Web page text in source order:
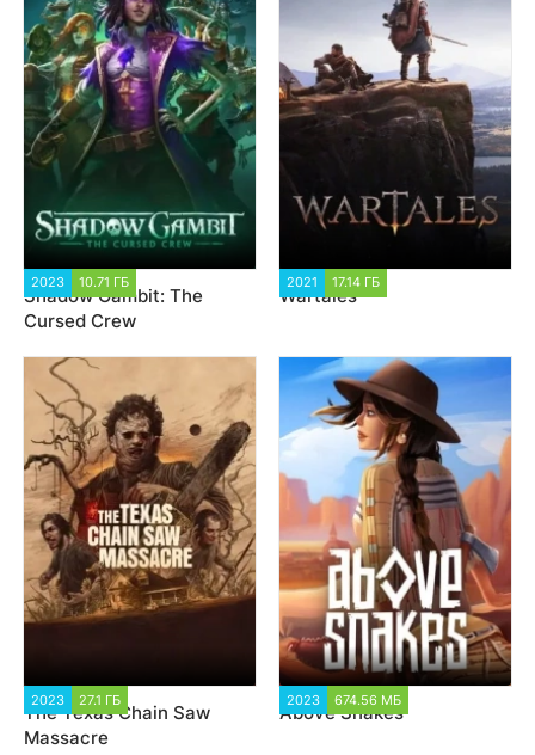
2023 10.71 ГБ
Shadow Gambit: The
Cursed Crew
2021 17.14 ГБ
Wartales
2023 27.1 ГБ
The Texas Chain Saw
Massacre
2023 674.56 МБ
Above Snakes